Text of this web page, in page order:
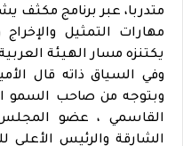
متدربا، عبر برنامج مكثف
مهارات التمثيل
يكتنزه مسار الهيئة
وفي السياق ذاته قال
وبتوجه من صاحب السمو
القاسمي ، عضو المجلس
الشارقة والرئيس الأعلى